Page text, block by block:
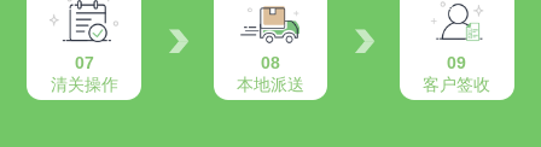
07
清关操作
08
本地派送
09
客户签收